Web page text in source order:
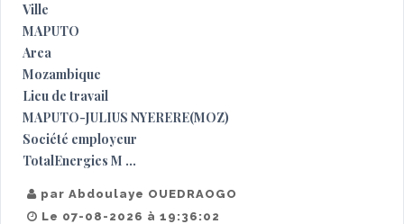
Ville
MAPUTO
Area
Mozambique
Lieu de travail
MAPUTO-JULIUS NYERERE(MOZ)
Société employeur
TotalEnergies M ...
par Abdoulaye OUEDRAOGO
Le 07-08-2026 à 19:36:02